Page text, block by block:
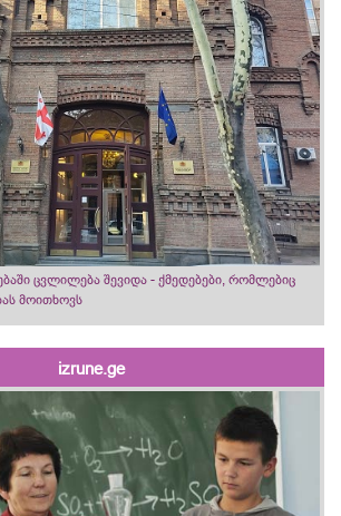
ცვლილება შევიდა - ქმედებები, რომლებიც
მოითხოვს
izrune.ge